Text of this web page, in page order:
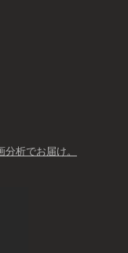
析でお届け。